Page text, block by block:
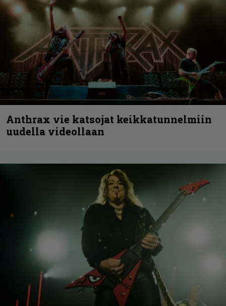
Anthrax vie katsojat keikkatunnelmiin
uudella videollaan